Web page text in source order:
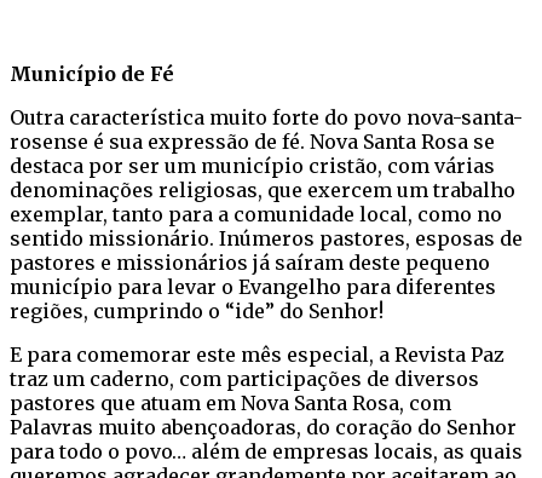
Município de Fé
Outra característica muito forte do povo nova-santa-
rosense é sua expressão de fé. Nova Santa Rosa se
destaca por ser um município cristão, com várias
denominações religiosas, que exercem um trabalho
exemplar, tanto para a comunidade local, como no
sentido missionário. Inúmeros pastores, esposas de
pastores e missionários já saíram deste pequeno
município para levar o Evangelho para diferentes
regiões, cumprindo o “ide” do Senhor!
E para comemorar este mês especial, a Revista Paz
traz um caderno, com participações de diversos
pastores que atuam em Nova Santa Rosa, com
Palavras muito abençoadoras, do coração do Senhor
para todo o povo… além de empresas locais, as quais